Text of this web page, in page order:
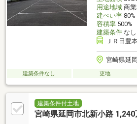
用途地域商業
建ぺい率80%
容積率500%
建築条件なし
ＪＲ日豊
宮崎県延
建築条件なし 更地
建築条件付土地
宮崎県延岡市北新小路 1,240